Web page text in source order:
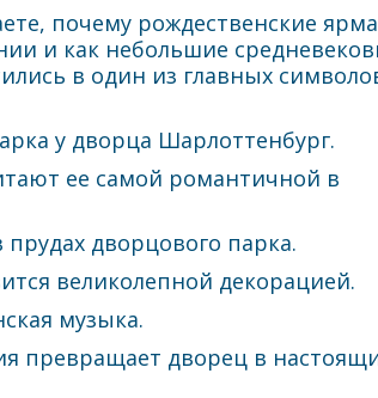
почему рождественские
и как небольшие
в один из главных
у дворца Шарлоттенбург.
ее самой романтичной в
дворцового парка.
великолепной декорацией.
музыка.
превращает дворец в